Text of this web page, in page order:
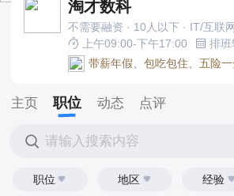
淘才数科
不需要融资 · 10人以下 · IT/互联
上午09:00-下午17:00
排班
带薪年假、包吃包住、五险一
主页 职位 动态 点评
请输入搜索内容
职位 地区 经验